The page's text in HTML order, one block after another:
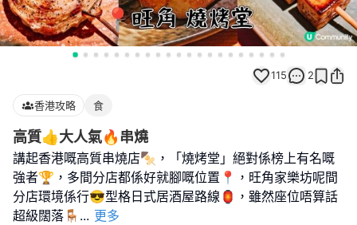
115 2
香港攻略 食
高質👍大人氣🔥串燒
講起香港嘅高質串燒店🍢，「燒烤堂」絕對係榜上有名嘅
強者🏆，多間分店都係好就腳嘅位置📍，旺角家樂坊呢間
分店環境係行😎型格日式居酒屋路線🏮，雖然座位唔算話
超級闊落🪑 ... 更多